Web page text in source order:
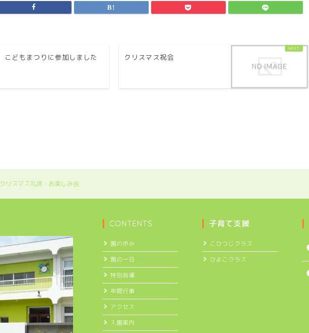
こどもまつりに参加しました クリスマス祝会
クリスマス礼拝・お楽しみ会
CONTENTS
園の歩み
園の一日
特別指導
年間行事
アクセス
入園案内
子育て支援
こひつじクラス
ひよこクラス